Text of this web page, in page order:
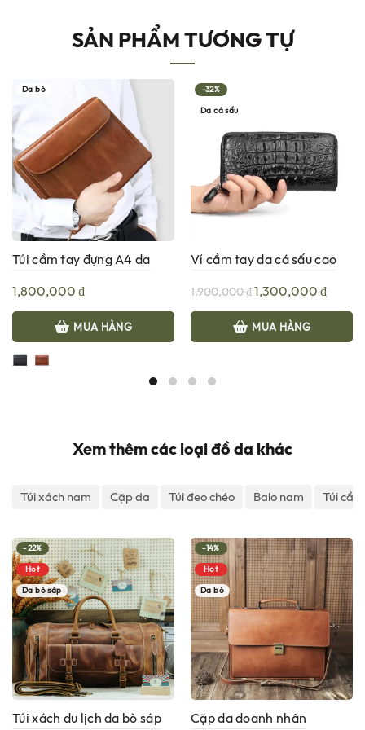
SẢN PHẨM TƯƠNG TỰ
Da bò
Túi cầm tay đựng A4 da
1,800,000₫
MUA HÀNG
-32%
Da cá sấu
Ví cầm tay da cá sấu cao
1,900,000₫Giá
gốc
là:
1,300,000₫Giá
hiện
MUA HÀNG
Xem thêm các loại đồ da khác
Túi xách nam Cặp da Túi đeo chéo Balo nam Túi
-22%
Hot
Da bò sáp
Túi xách du lịch da bò sáp
-14%
Hot
Da bò
Cặp da doanh nhân